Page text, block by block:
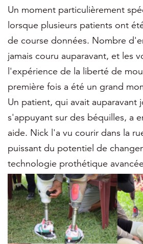
Un moment particulièrement
lorsque plusieurs patients ont
de course données. Nombre
jamais couru auparavant, et les
l'expérience de la liberté de
première fois a été un grand
Un patient, qui avait auparavant
s'appuyant sur des béquilles, a
aide. Nick l'a vu courir dans la
puissant du potentiel de
technologie prothétique